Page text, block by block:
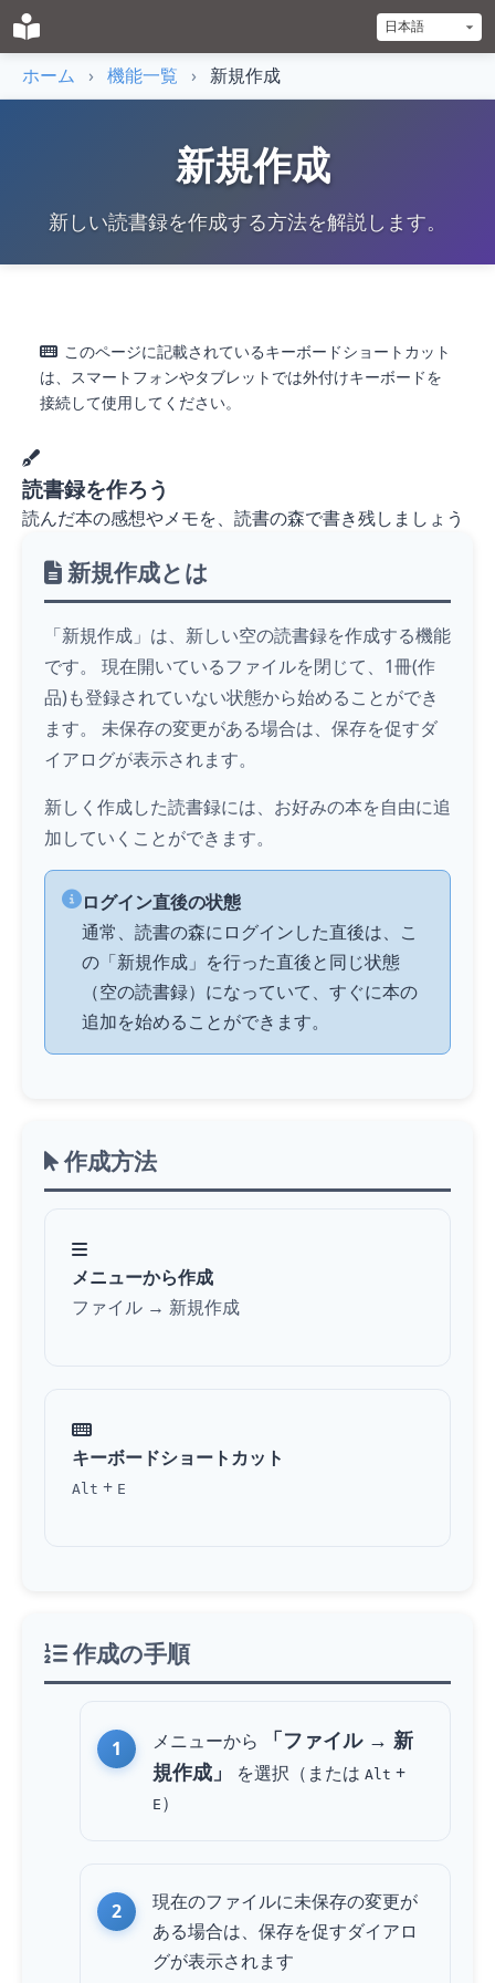
ホーム › 機能一覧 › 新規作成
新規作成
新しい読書録を作成する方法を解説します。
このページに記載されているキーボードショートカット
は、スマートフォンやタブレットでは外付けキーボードを
接続して使用してください。
読書録を作ろう
読んだ本の感想やメモを、読書の森で書き残しましょう
新規作成とは
「新規作成」は、新しい空の読書録を作成する機能
です。 現在開いているファイルを閉じて、1冊(作
品)も登録されていない状態から始めることができ
ます。 未保存の変更がある場合は、保存を促すダ
イアログが表示されます。
新しく作成した読書録には、お好みの本を自由に追
加していくことができます。
ログイン直後の状態
通常、読書の森にログインした直後は、こ
の「新規作成」を行った直後と同じ状態
（空の読書録）になっていて、すぐに本の
追加を始めることができます。
作成方法
メニューから作成
ファイル → 新規作成
キーボードショートカット
Alt + E
作成の手順
メニューから
「ファイル → 新
規作成」
を選択（または Alt +
E ）
現在のファイルに未保存の変更が
ある場合は、保存を促すダイアロ
グが表示されます